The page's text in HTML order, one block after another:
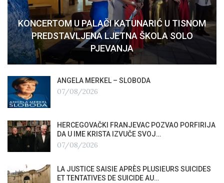
KONCERTOM U PALAČI KATUNARIĆ U TISNOM
PREDSTAVLJENA LJETNA ŠKOLA SOLO
PJEVANJA
ANGELA MERKEL – SLOBODA
07/08/2026
HERCEGOVAČKI FRANJEVAC POZVAO PORFIRIJA
DA U IME KRISTA IZVUČE SVOJ…
07/08/2026
LA JUSTICE SAISIE APRÈS PLUSIEURS SUICIDES
ET TENTATIVES DE SUICIDE AU…